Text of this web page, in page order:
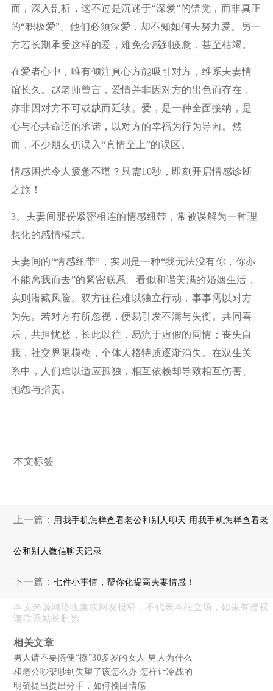
而，深入剖析，这不过是沉迷于“深爱”的错觉，而非真正
的“积极爱”。他们必须深爱，却不知如何去努力爱。另一
方若长期承受这样的爱，难免会感到疲惫，甚至枯竭。
在爱者心中，唯有倾注真心方能吸引对方，维系夫妻情
谊长久。赵老师曾言，爱情并非因对方的出色而存在，
亦非因对方不可或缺而延续。爱，是一种全面接纳，是
心与心共命运的承诺，以对方的幸福为行为导向。然
而，不少朋友仍误入“真情至上”的误区。
情感困扰令人疲惫不堪？只需10秒，即刻开启情感诊断
之旅！
3、夫妻间那份紧密相连的情感纽带，常被误解为一种理
想化的感情模式。
夫妻间的“情感纽带”，实则是一种“我无法没有你，你亦
不能离我而去”的紧密联系。看似和谐美满的婚姻生活，
实则潜藏风险。双方往往难以独立行动，事事需以对方
为先。若对方有所忽视，便易引发不满与失衡。共同喜
乐，共担忧愁，长此以往，易流于虚假的同情；丧失自
我，社交界限模糊，个体人格特质逐渐消失。在双生关
系中，人们难以适应孤独，相互依赖却导致相互伤害、
抱怨与指责。
本文标签
上一篇： 用我手机怎样查看老公和别人聊天 用我手机怎样查看老
公和别人微信聊天记录
下一篇：七件小事情，帮你化提高夫妻情感！
本文来源网络收集或网友投稿，不代表本站立场，如果有侵权
请联系站长删除
相关文章
男人请不要随便“撩”30多岁的女人 男人为什么
和老公吵架吵到失望了该怎么办 怎样让冷战的
明确提出提出分手，如何挽回情感